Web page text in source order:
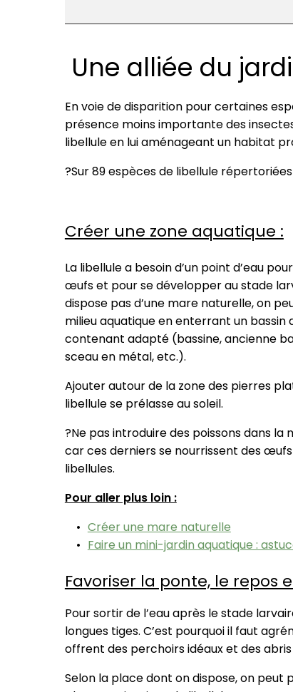
Une alliée du
En voie de disparition pour certaines
présence moins importante des
libellule en lui aménageant un habitat
?Sur 89 espèces de libellule
Créer une zone aquatique :
La libellule a besoin d’un point d’eau
œufs et pour se développer au stade
dispose pas d’une mare naturelle, on
milieu aquatique en enterrant un bassin
contenant adapté (bassine, ancienne
sceau en métal, etc.).
Ajouter autour de la zone des pierres
libellule se prélasse au soleil.
?Ne pas introduire des poissons dans la
car ces derniers se nourrissent des
libellules.
Pour aller plus loin :
Créer une mare naturelle
Faire un mini-jardin aquatique :
Favoriser la ponte, le repos
Pour sortir de l’eau après le stade
longues tiges. C’est pourquoi il faut
offrent des perchoirs idéaux et des abris
Selon la place dont on dispose, on peut